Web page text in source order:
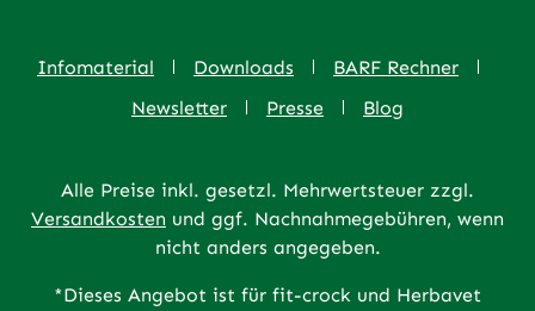
Infomaterial Downloads
BARF Rechner
Newsletter
Presse Blog
Alle Preise inkl. gesetzl. Mehrwertsteuer zzgl.
Versandkosten und ggf. Nachnahmegebühren, wenn
nicht anders angegeben.
*Dieses Angebot ist für fit-crock und Herbavet